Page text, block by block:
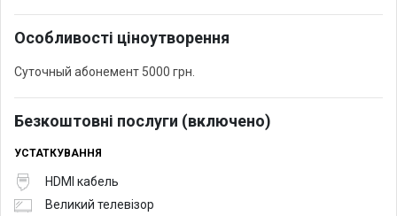
Особливості ціноутворення
Суточный абонемент 5000 грн.
Безкоштовні послуги (включено)
УСТАТКУВАННЯ
HDMI кабель
Великий телевізор